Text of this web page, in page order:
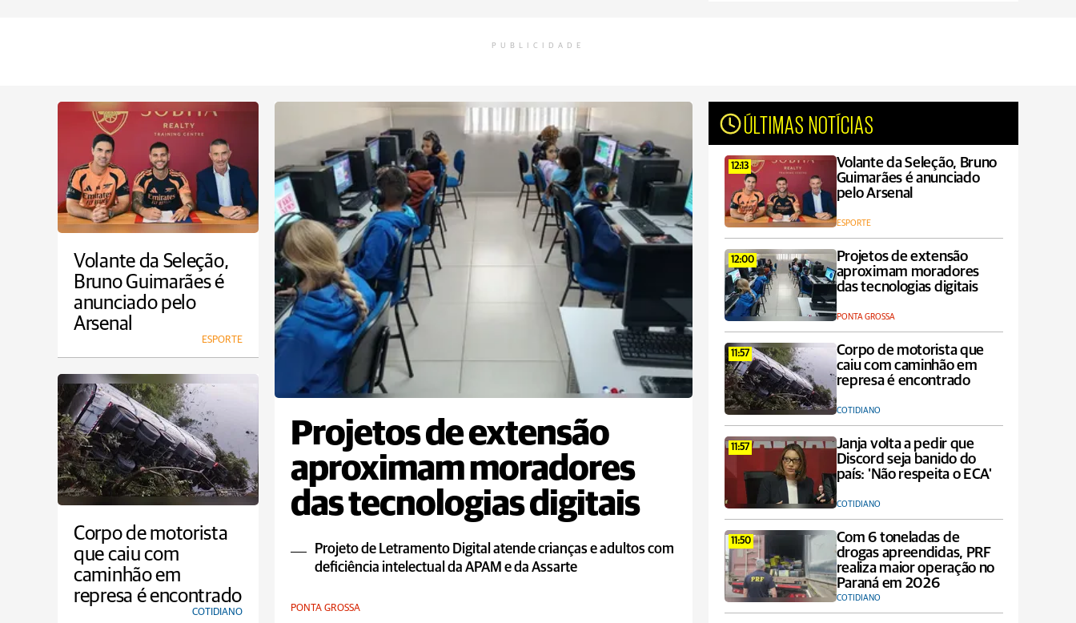
PUBLICIDADE
Volante da Seleção,
Bruno Guimarães é
anunciado pelo
Arsenal
ESPORTE
Projetos de extensão
aproximam moradores
das tecnologias digitais
Projeto de Letramento Digital atende crianças e adultos com
deficiência intelectual da APAM e da Assarte
PONTA GROSSA
ÚLTIMAS NOTÍCIAS
12:13
Volante da Seleção, Bruno
Guimarães é anunciado
pelo Arsenal
ESPORTE
12:00
Projetos de extensão
aproximam moradores
das tecnologias digitais
PONTA GROSSA
11:57
Corpo de motorista que
caiu com caminhão em
represa é encontrado
COTIDIANO
11:57
Janja volta a pedir que
Discord seja banido do
país: 'Não respeita o ECA'
COTIDIANO
11:50
Com 6 toneladas de
drogas apreendidas, PRF
realiza maior operação no
Paraná em 2026
COTIDIANO
Corpo de motorista
que caiu com
caminhão em
represa é encontrado
COTIDIANO